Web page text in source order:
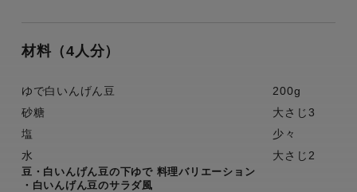
材料（4人分）
ゆで白いんげん豆
200g
砂糖
大さじ3
塩
少々
水
大さじ2
豆・白いんげん豆の下ゆで 料理バリエーション
・白いんげん豆のサラダ風